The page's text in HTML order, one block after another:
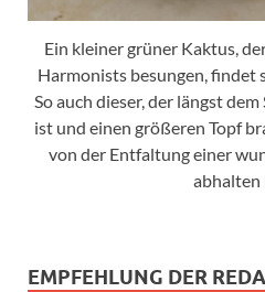
Ein kleiner grüner Kaktus,
Harmonists besungen, findet
So auch dieser, der längst
ist und einen größeren Topf
von der Entfaltung einer
abhalten
EMPFEHLUNG DER